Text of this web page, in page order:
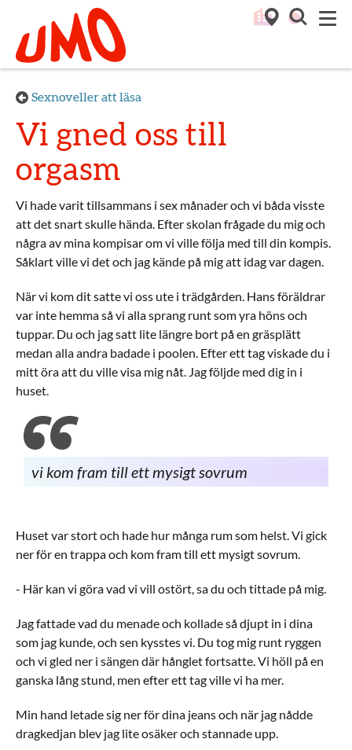
Till startsidan för Umo
Sexnoveller att läsa
Vi gned oss till
orgasm
Vi hade varit tillsammans i sex månader och vi båda visste
att det snart skulle hända. Efter skolan frågade du mig och
några av mina kompisar om vi ville följa med till din kompis.
Såklart ville vi det och jag kände på mig att idag var dagen.
När vi kom dit satte vi oss ute i trädgården. Hans föräldrar
var inte hemma så vi alla sprang runt som yra höns och
tuppar. Du och jag satt lite längre bort på en gräsplätt
medan alla andra badade i poolen. Efter ett tag viskade du i
mitt öra att du ville visa mig nåt. Jag följde med dig in i
huset.
vi kom fram till ett mysigt sovrum
Huset var stort och hade hur många rum som helst. Vi gick
ner för en trappa och kom fram till ett mysigt sovrum.
- Här kan vi göra vad vi vill ostört, sa du och tittade på mig.
Jag fattade vad du menade och kollade så djupt in i dina
som jag kunde, och sen kysstes vi. Du tog mig runt ryggen
och vi gled ner i sängen där hånglet fortsatte. Vi höll på en
ganska lång stund, men efter ett tag ville vi ha mer.
Min hand letade sig ner för dina jeans och när jag nådde
dragkedjan blev jag lite osäker och stannade upp.